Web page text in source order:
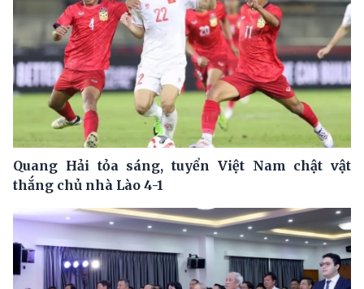
Quang Hải tỏa sáng, tuyển Việt Nam chật vật
thắng chủ nhà Lào 4-1